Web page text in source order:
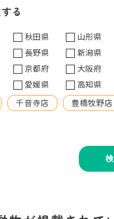
る
秋田県 山形県
長野県 新潟県
京都府 大阪府
愛媛県
高知県
千音寺店 豊橋牧野店